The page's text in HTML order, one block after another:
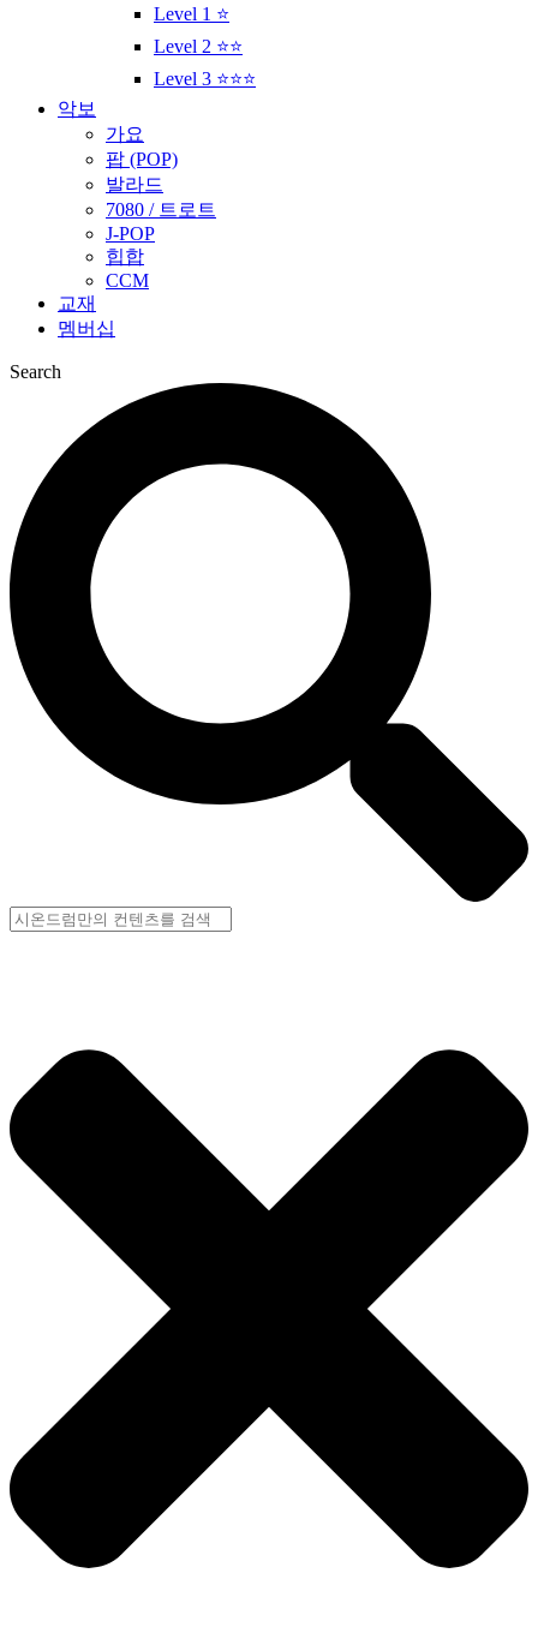
Level 1 ⭐
Level 2 ⭐⭐
Level 3 ⭐⭐⭐
악보
가요
팝 (POP)
발라드
7080 / 트로트
J-POP
힙합
CCM
교재
멤버십
Search